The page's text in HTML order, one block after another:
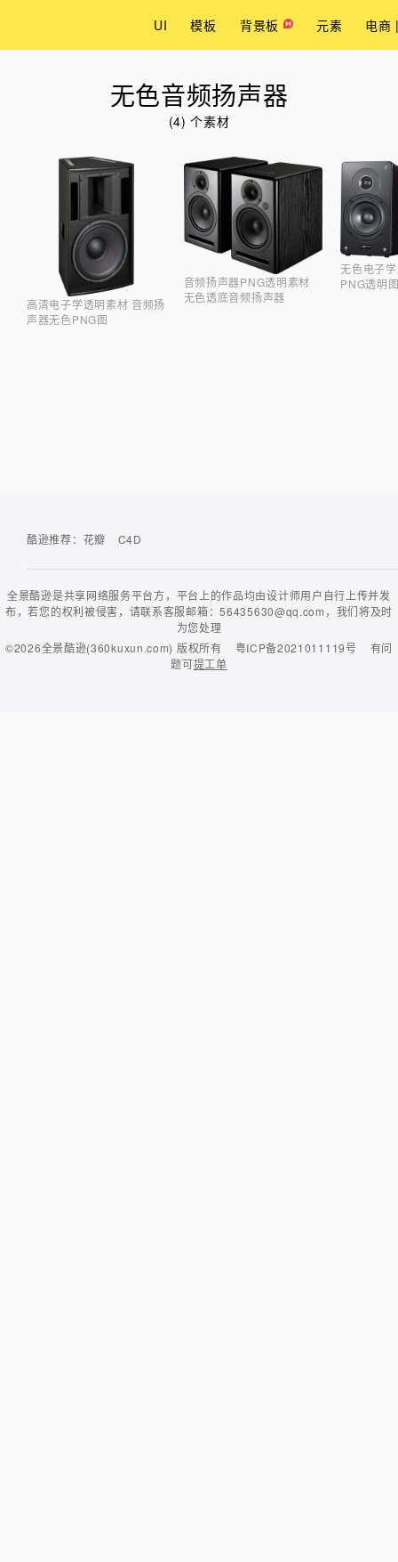
UI 模板 背景板 元素 电商
无色音频扬声器
(4) 个素材
高清电子学透明素材 音频扬
声器无色PNG图
音频扬声器PNG透明素材
无色透底音频扬声器
无色电子
PNG透明
酷逊推荐： 花瓣 C4D
全景酷逊是共享网络服务平台方，平台上的作品均由设计师用户自行上传并发
布，若您的权利被侵害，请联系客服邮箱：56435630@qq.com，我们将及时
为您处理
©2026全景酷逊(360kuxun.com) 版权所有 粤ICP备2021011119号
有问
题可提工单